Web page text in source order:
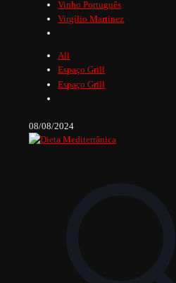
Vinho Português
Virgílio Martinez
All
Espaço Grill
Espaço Grill
08/08/2024